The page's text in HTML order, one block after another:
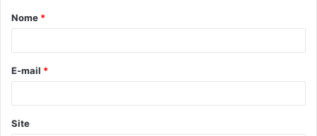
Nome *
E-mail *
Site